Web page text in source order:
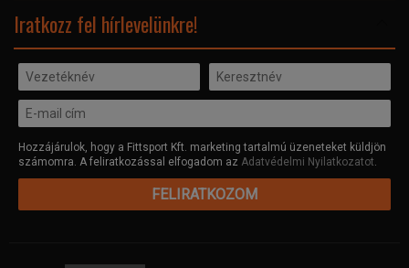
Iratkozz fel hírlevelünkre!
Hozzájárulok, hogy a Fittsport Kft. marketing tartalmú üzeneteket küldjön
számomra. A feliratkozással elfogadom az Adatvédelmi Nyilatkozatot.
FELIRATKOZOM